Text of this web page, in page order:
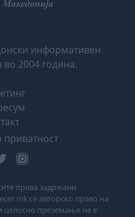
информативен
2004 година.
приватност
права задржани
се авторско право на
целосно преземање не е